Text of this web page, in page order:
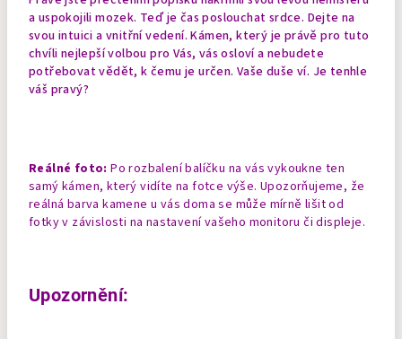
a uspokojili mozek. Teď je čas poslouchat srdce. Dejte na
svou intuici a vnitřní vedení. Kámen, který je právě pro tuto
chvíli nejlepší volbou pro Vás, vás osloví a nebudete
potřebovat vědět, k čemu je určen. Vaše duše ví. Je tenhle
váš pravý?
Reálné foto: Po rozbalení balíčku na vás vykoukne ten
samý kámen, který vidíte na fotce výše. Upozorňujeme, že
reálná barva kamene u vás doma se může mírně lišit od
fotky v závislosti na nastavení vašeho monitoru či displeje.
Upozornění: